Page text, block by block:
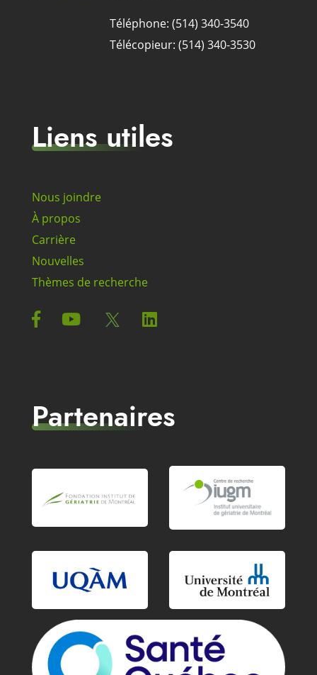
Téléphone: (514) 340-3540
Télécopieur: (514) 340-3530
Liens utiles
Nous joindre
À propos
Carrière
Nouvelles
Thèmes de recherche
Partenaires